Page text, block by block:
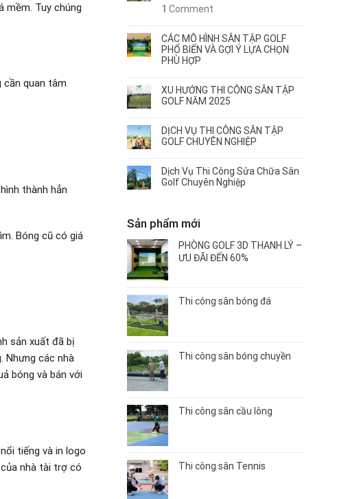
mềm. Tuy chúng
cần quan tâm
thành hẳn
Bóng cũ có giá
sản xuất đã bị
Nhưng các nhà
bóng và bán với
tiếng và in logo
nhà tài trợ có
1 Comment
CÁC MÔ HÌNH SÂN TẬP GOLF
PHỔ BIẾN VÀ GỢI Ý LỰA CHỌN
PHÙ HỢP
XU HƯỚNG THI CÔNG SÂN TẬP
GOLF NĂM 2025
DỊCH VỤ THI CÔNG SÂN TẬP
GOLF CHUYÊN NGHIỆP
Dịch Vụ Thi Công Sửa Chữa Sân
Golf Chuyên Nghiệp
Sản phẩm mới
PHÒNG GOLF 3D THANH LÝ –
ƯU ĐÃI ĐẾN 60%
Thi công sân bóng đá
Thi công sân bóng chuyền
Thi công sân cầu lông
Thi công sân Tennis